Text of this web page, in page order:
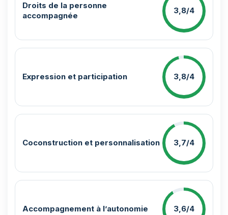
Droits de la personne
accompagnée
3,8/4
Expression et participation 3,8/4
Coconstruction et personnalisation 3,7/4
Accompagnement à l’autonomie 3,6/4